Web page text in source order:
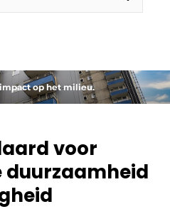
op het milieu.
voor